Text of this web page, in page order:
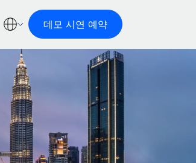
데모 시연 예약